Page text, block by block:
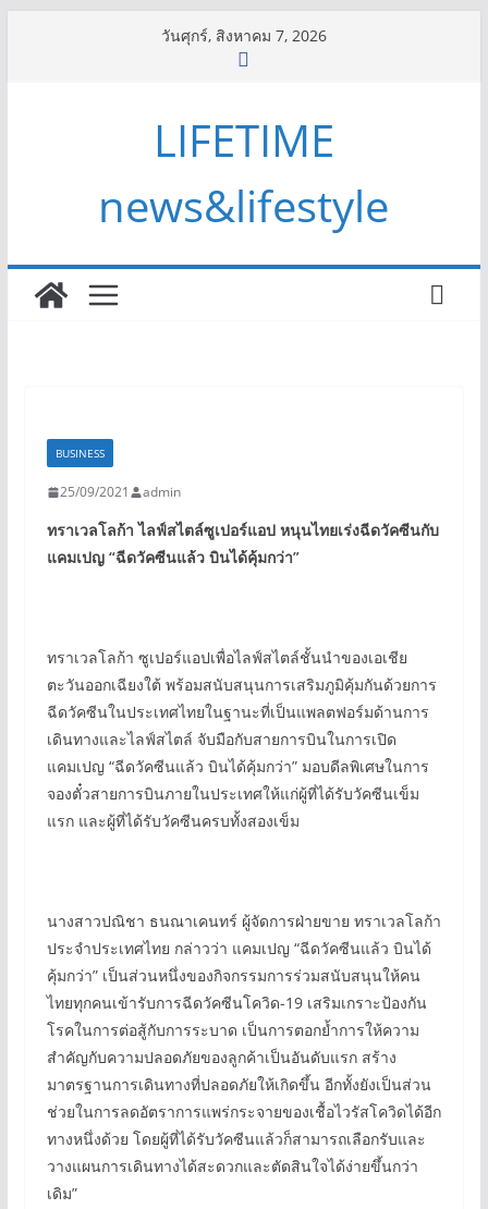
วันศุกร์, สิงหาคม 7, 2026
LIFETIME
news&lifestyle
BUSINESS
25/09/2021 admin
ทราเวลโลก้า ไลฟ์สไตล์ซูเปอร์แอป หนุนไทยเร่งฉีดวัคซีนกับ
แคมเปญ “ฉีดวัคซีนแล้ว บินได้คุ้มกว่า”
ทราเวลโลก้า ซูเปอร์แอปเพื่อไลฟ์สไตล์ชั้นนำของเอเชีย
ตะวันออกเฉียงใต้ พร้อมสนับสนุนการเสริมภูมิคุ้มกันด้วยการ
ฉีดวัคซีนในประเทศไทยในฐานะที่เป็นแพลตฟอร์มด้านการ
เดินทางและไลฟ์สไตล์ จับมือกับสายการบินในการเปิด
แคมเปญ “ฉีดวัคซีนแล้ว บินได้คุ้มกว่า” มอบดีลพิเศษในการ
จองตั๋วสายการบินภายในประเทศให้แก่ผู้ที่ได้รับวัคซีนเข็ม
แรก และผู้ที่ได้รับวัคซีนครบทั้งสองเข็ม
นางสาวปณิชา ธนณาเคนทร์ ผู้จัดการฝ่ายขาย ทราเวลโลก้า
ประจำประเทศไทย กล่าวว่า แคมเปญ “ฉีดวัคซีนแล้ว บินได้
คุ้มกว่า” เป็นส่วนหนึ่งของกิจกรรมการร่วมสนับสนุนให้คน
ไทยทุกคนเข้ารับการฉีดวัคซีนโควิด-19 เสริมเกราะป้องกัน
โรคในการต่อสู้กับการระบาด เป็นการตอกย้ำการให้ความ
สำคัญกับความปลอดภัยของลูกค้าเป็นอันดับแรก สร้าง
มาตรฐานการเดินทางที่ปลอดภัยให้เกิดขึ้น อีกทั้งยังเป็นส่วน
ช่วยในการลดอัตราการแพร่กระจายของเชื้อไวรัสโควิดได้อีก
ทางหนึ่งด้วย โดยผู้ที่ได้รับวัคซีนแล้วก็สามารถเลือกรับและ
วางแผนการเดินทางได้สะดวกและตัดสินใจได้ง่ายขึ้นกว่า
เดิม”